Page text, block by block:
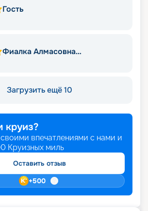
Гость
Фиалка Алмасовна
Загрузить ещё 10
круиз?
впечатлениями с нами и
Круизных миль
Оставить отзыв
+500